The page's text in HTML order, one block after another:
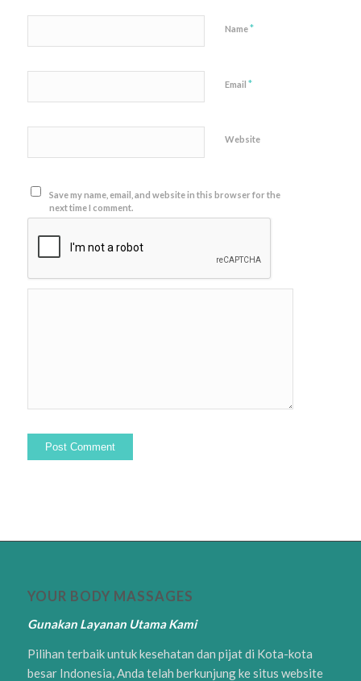
Name*
Email *
Website
Save my name, email, and website in this browser for the
next time I comment.
YOUR BODY MASSAGES
Gunakan Layanan Utama Kami
Pilihan terbaik untuk kesehatan dan pijat di Kota-kota
besar Indonesia, Anda telah berkunjung ke situs website